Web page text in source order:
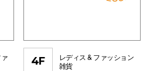
4F
レディス & ファッション
雑貨